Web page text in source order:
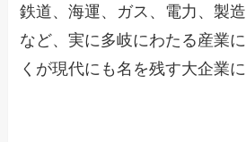
鉄道、海運、ガス、電力、製
など、実に多岐にわたる産業
くが現代にも名を残す大企業